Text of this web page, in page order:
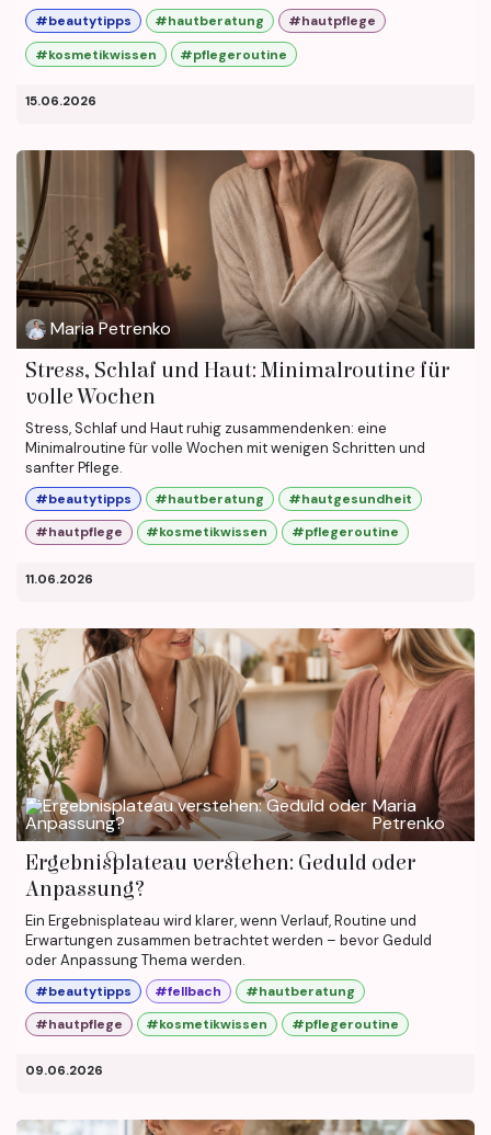
#beautytipps #hautberatung
#hautpflege
#kosmetikwissen
#pflegeroutine
15.06.2026
Maria Petrenko
Stress, Schlaf und Haut: Minimalroutine für
volle Wochen
Stress, Schlaf und Haut ruhig zusammendenken: eine
Minimalroutine für volle Wochen mit wenigen Schritten und
sanfter Pflege.
#beautytipps #hautberatung
#hautgesundheit
#hautpflege
#kosmetikwissen #pflegeroutine
11.06.2026
Maria
Petrenko
Ergebnisplateau verstehen: Geduld oder
Anpassung?
Ein Ergebnisplateau wird klarer, wenn Verlauf, Routine und
Erwartungen zusammen betrachtet werden – bevor Geduld
oder Anpassung Thema werden.
#beautytipps #fellbach
#hautberatung
#hautpflege
#kosmetikwissen #pflegeroutine
09.06.2026